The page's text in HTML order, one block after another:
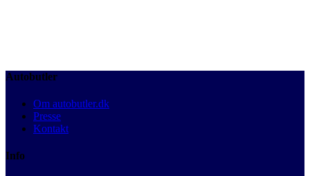
Autobutler
Om autobutler.dk
Presse
Kontakt
Info